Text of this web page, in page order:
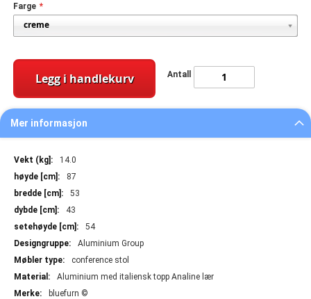
Farge
Antall
Legg i handlekurv
Mer informasjon
Mer
informasjon
14.0
87
53
43
54
Aluminium Group
conference stol
Aluminium med italiensk topp Analine lær
bluefurn ©